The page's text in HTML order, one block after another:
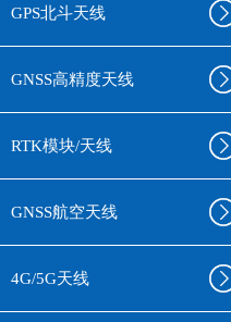
GPS北斗天线
GNSS高精度天线
RTK模块/天线
GNSS航空天线
4G/5G天线